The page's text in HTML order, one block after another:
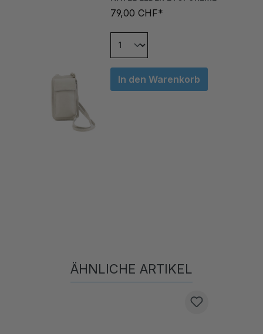
In den Warenkorb
Produktgalerie überspringen